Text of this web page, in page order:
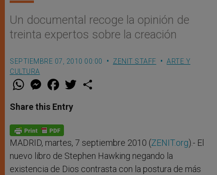
Un documental recoge la opinión de
treinta expertos sobre la creación
SEPTIEMBRE 07, 2010 00:00 ZENIT STAFF
ARTE Y
CULTURA
W
t
s
p
p
M
e
s
e
g
e
r
F
a
e
b
o
k
w
Share this Entry
MADRID, martes, 7 septiembre 2010 (ZENIT.org).- El
nuevo libro de Stephen Hawking negando la
existencia de Dios contrasta con la postura de más